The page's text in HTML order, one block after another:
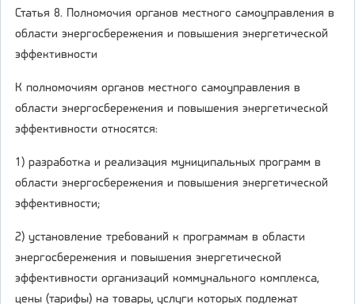
Статья 8. Полномочия органов местного самоуправления в
области энергосбережения и повышения энергетической
эффективности
К полномочиям органов местного самоуправления в
области энергосбережения и повышения энергетической
эффективности относятся:
1) разработка и реализация муниципальных программ в
области энергосбережения и повышения энергетической
эффективности;
2) установление требований к программам в области
энергосбережения и повышения энергетической
эффективности организаций коммунального комплекса,
цены (тарифы) на товары, услуги которых подлежат